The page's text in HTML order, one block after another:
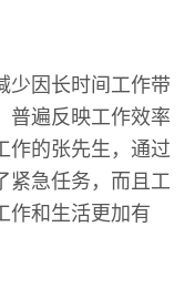
少因长时间工作带
普遍反映工作效率
作的张先生，通过
紧急任务，而且工
作和生活更加有